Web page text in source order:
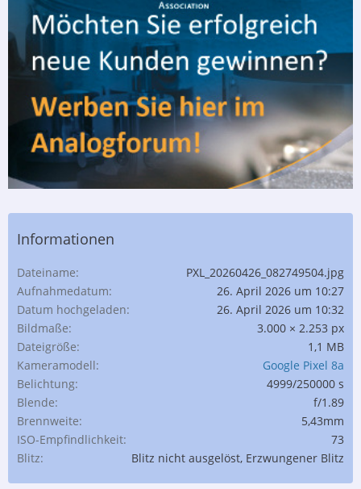
Informationen
Dateiname
PXL_20260426_082749504.jpg
Aufnahmedatum
26. April 2026 um 10:27
Datum hochgeladen
26. April 2026 um 10:32
Bildmaße
3.000 × 2.253 px
Dateigröße
1,1 MB
Kameramodell
Google Pixel 8a
Belichtung
4999/250000 s
Blende
f/1.89
Brennweite
5,43mm
ISO-Empfindlichkeit
73
Blitz
Blitz nicht ausgelöst, Erzwungener Blitz